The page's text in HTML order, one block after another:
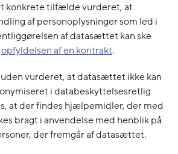
konkrete tilfælde vurderet, at
af personoplysninger som led i
af datasættet kan ske
opfyldelsen af en kontrakt.
vurderet, at datasættet ikke kan
i databeskyttelsesretlig
at der findes hjælpemidler, der med
bragt i anvendelse med henblik på
der fremgår af datasættet.